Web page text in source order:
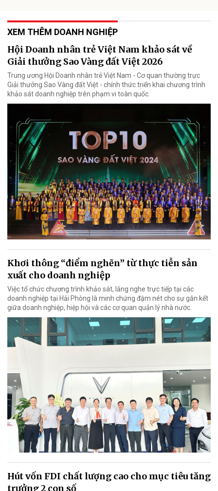
XEM THÊM DOANH NGHIỆP
Hội Doanh nhân trẻ Việt Nam khảo sát về
Giải thưởng Sao Vàng đất Việt 2026
Trung ương Hội Doanh nhân trẻ Việt Nam - Cơ quan thường trực
Giải thưởng Sao Vàng đất Việt - chính thức triển khai chương trình
khảo sát doanh nghiệp trên phạm vi toàn quốc.
Khơi thông “điểm nghẽn” từ thực tiễn sản
xuất cho doanh nghiệp
Việc tổ chức chương trình khảo sát, lắng nghe trực tiếp tại các
doanh nghiệp tại Hải Phòng là minh chứng đậm nét cho sự gắn kết
giữa doanh nghiệp, hiệp hội và các cơ quan quản lý nhà nước.
Hút vốn FDI chất lượng cao cho mục tiêu tăng
trưởng 2 con số